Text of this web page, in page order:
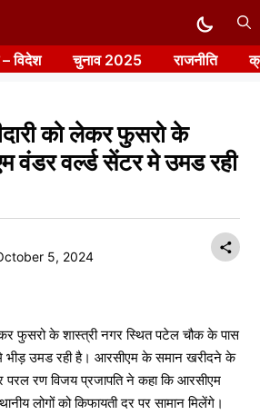
विदेश चुनाव 2025 राजनीति
को लेकर फुसरो के
वंडर वर्ल्ड सेंटर मे उमड रही
5, 2024
फुसरो के शास्त्री नगर स्थित पटेल चौक के पास
भीड़ उमड रही है। आरसीएम के समान खरीदने के
परल रण विजय प्रजापति ने कहा कि आरसीएम
लोगों को किफायती दर पर सामान मिलेंगे।